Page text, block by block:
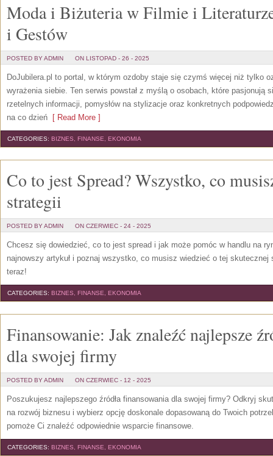
Moda i Biżuteria w Filmie i
i Gestów
POSTED BY ADMIN ON LISTOPAD - 26 - 2025
DoJubilera.pl to portal, w którym ozdoby staje się czymś więcej niż tylko
wyrażenia siebie. Ten serwis powstał z myślą o osobach, które pasjonują
rzetelnych informacji, pomysłów na stylizacje oraz konkretnych
na co dzień [ Read More ]
CATEGORIES: BIZNES, FINANSE, EKONOMIA
Co to jest Spread? Wszystko, co
strategii
POSTED BY ADMIN ON CZERWIEC - 24 - 2025
Chcesz się dowiedzieć, co to jest spread i jak może pomóc w handlu na
najnowszy artykuł i poznaj wszystko, co musisz wiedzieć o tej
teraz!
CATEGORIES: BIZNES, FINANSE, EKONOMIA
Finansowanie: Jak znaleźć najlepsze
dla swojej firmy
POSTED BY ADMIN ON CZERWIEC - 12 - 2025
Poszukujesz najlepszego źródła finansowania dla swojej firmy? Odkryj
na rozwój biznesu i wybierz opcję doskonale dopasowaną do Twoich
pomoże Ci znaleźć odpowiednie wsparcie finansowe.
CATEGORIES: BIZNES, FINANSE, EKONOMIA